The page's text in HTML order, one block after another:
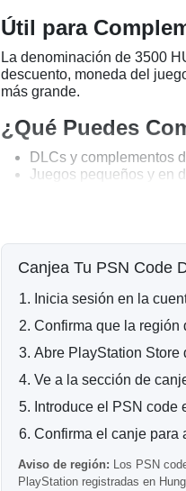
Útil para
La denominación de 3500
descuento, moneda del
más grande.
¿Qué Puedes
DLCs y complementos
Juegos pequeños y en
Ofertas promocionales
Entrega Digital
Después de la
electrónicamente a tu
automáticamente y pueden
Compatibilidad
esta tarjeta
Preguntas
Canjea Tu PSN Code
Inicia sesión en la
Confirma que la región
Abre PlayStation Store
Ve a la sección de
Introduce el PSN code
Confirma el canje para
Aviso de región: Los PSN
PlayStation registradas en